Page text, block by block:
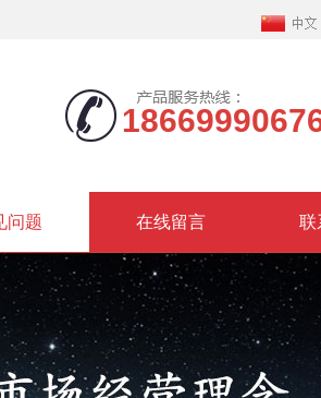
问题 在线留言 联